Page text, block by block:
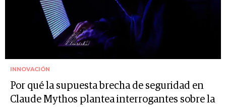
INNOVACIÓN
Por qué la supuesta brecha de seguridad en
Claude Mythos plantea interrogantes sobre la